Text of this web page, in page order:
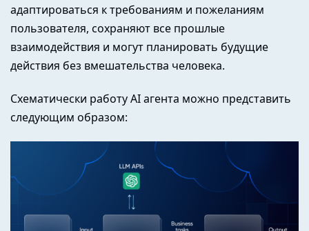
адаптироваться к требованиям и пожеланиям
пользователя, сохраняют все прошлые
взаимодействия и могут планировать будущие
действия без вмешательства человека.
Схематически работу AI агента можно представить
следующим образом: